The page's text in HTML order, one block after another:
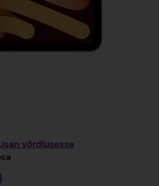
võrdlusesse